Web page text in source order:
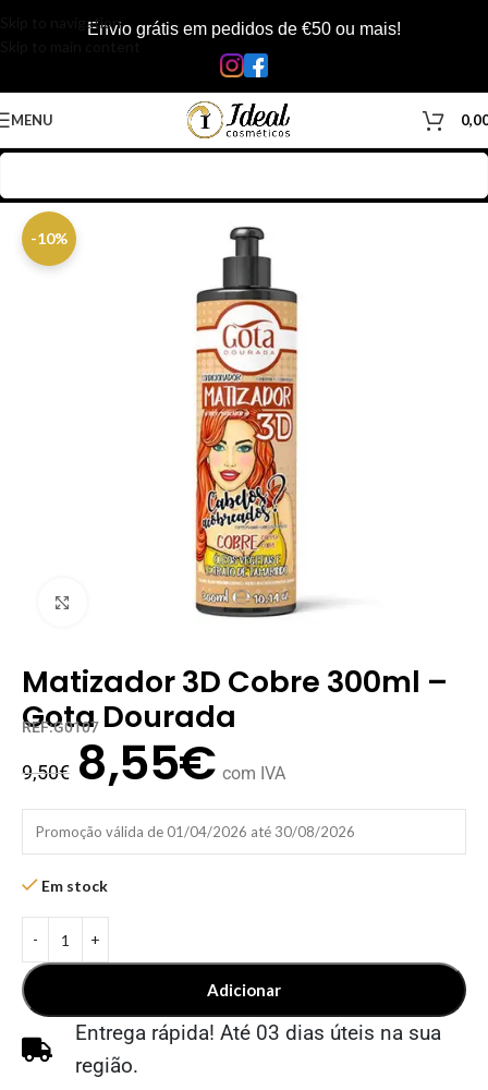
Skip to navigationEnvio grátis em pedidos de €50 ou mais!
MENU
-10%
Clique para ampliar
Matizador 3D Cobre 300ml –
Gota Dourada
REF:G0107
9,50€ 8,55€ com IVA
Promoção válida de 01/04/2026 até 30/08/2026
Em stock
Adicionar
Entrega rápida! Até 03 dias úteis na sua
região.